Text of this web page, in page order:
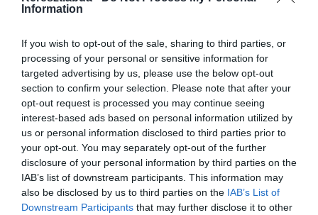
Information
If you wish to opt-out of the sale, sharing to third parties, or
processing of your personal or sensitive information for
targeted advertising by us, please use the below opt-out
section to confirm your selection. Please note that after your
opt-out request is processed you may continue seeing
interest-based ads based on personal information utilized by
us or personal information disclosed to third parties prior to
your opt-out. You may separately opt-out of the further
disclosure of your personal information by third parties on the
IAB’s list of downstream participants. This information may
also be disclosed by us to third parties on the IAB’s List of
Downstream Participants that may further disclose it to other
Dupont 3 részre osztotta a csapatot, és összesen 2 edzést
esnek át a koronavírus teszten, majd ha mindenki egészséges,
akkor hétfőn állhatnak újra edzésbe 2 havi kényszerpihenő után.
Dupont arra kérte a játékosokat, hogy szigorúan tartsák be az
utasításait, mert azokkal csak könnyebbé szeretné tenni a
számukra a visszatérést. Eden Hazard és Marco Asensio már az
utolsó fázisban tartanak a felépülésben. Mind a 2 játékos műtét
utáni rehabilitáción vesz részt.